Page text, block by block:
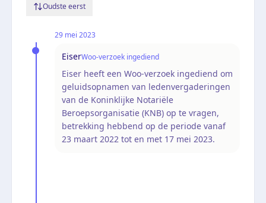
Oudste eerst
29 mei 2023
EiserWoo-verzoek ingediend
Eiser heeft een Woo-verzoek ingediend om
geluidsopnamen van ledenvergaderingen
van de Koninklijke Notariële
Beroepsorganisatie (KNB) op te vragen,
betrekking hebbend op de periode vanaf
23 maart 2022 tot en met 17 mei 2023.